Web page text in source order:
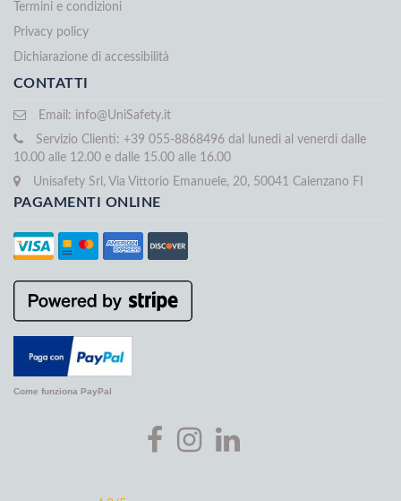
Termini e condizioni
Privacy policy
Dichiarazione di accessibilità
CONTATTI
Email: info@UniSafety.it
Servizio Clienti: +39 055-8868496 dal lunedi al venerdi dalle
10.00 alle 12.00 e dalle 15.00 alle 16.00
Unisafety Srl, Via Vittorio Emanuele, 20, 50041 Calenzano FI
PAGAMENTI ONLINE
Come funziona PayPal